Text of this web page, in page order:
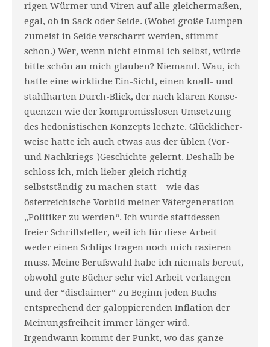
rigen Würmer und Viren auf alle gleichermaßen,
egal, ob in Sack oder Seide. (Wo­bei große Lumpen
zumeist in Seide verscharrt werden, stimmt
schon.) Wer, wenn nicht einmal ich selbst, würde
bitte schön an mich glauben? Niemand. Wau, ich
hatte eine wirkliche Ein-Sicht, einen knall- und
stahlharten Durch-Blick, der nach klaren Konse­
quenzen wie der kompromisslosen Umsetzung
des hedonistischen Konzepts lechzte. Glücklicher­
weise hatte ich auch etwas aus der üblen (Vor-
und Nachkriegs-)Geschichte gelernt. Deshalb be­
schloss ich, mich lieber gleich richtig
selbstständig zu machen statt – wie das
österreichische Vorbild meiner Vätergeneration –
„Politiker zu wer­den“. Ich wurde stattdessen
freier Schriftsteller, weil ich für diese Arbeit
weder einen Schlips tragen noch mich rasieren
muss. Meine Berufswahl habe ich niemals bereut,
obwohl gute Bücher sehr viel Arbeit verlangen
und der “disclaimer“ zu Beginn jeden Buchs
entsprechend der galoppierenden Inflation der
Meinungsfreiheit immer länger wird.
Irgendwann kommt der Punkt, wo das ganze